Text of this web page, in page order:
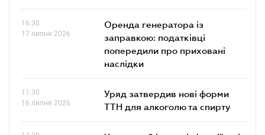
16.30
17 липня 2026
Оренда генератора із
заправкою: податківці
попередили про приховані
наслідки
11.30
16 липня 2026
Уряд затвердив нові форми
ТТН для алкоголю та спирту